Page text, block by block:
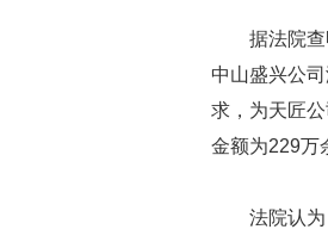
据法院
中山盛兴公
求，为天匠
金额为229万
法院认